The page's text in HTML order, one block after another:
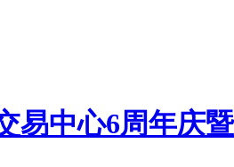
易中心6周年庆